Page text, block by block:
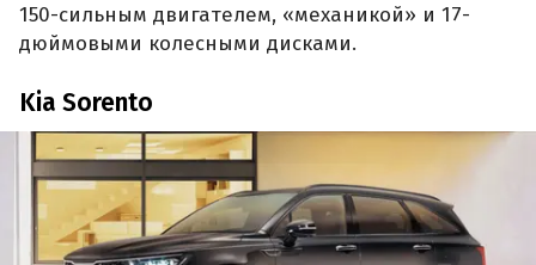
150-сильным двигателем, «механикой» и 17-
дюймовыми колесными дисками.
Kia Sorento